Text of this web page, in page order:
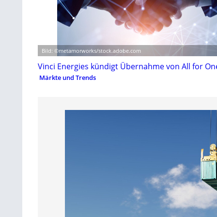
Bild: ©metamorworks/stock.adobe.com
Vinci Energies kündigt Übernahme von All for
Märkte und Trends